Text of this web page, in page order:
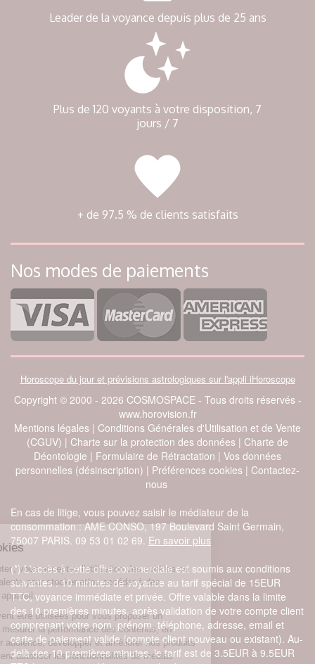
Leader de la voyance depuis plus de 25 ans
Plus de 120 voyants à votre disposition, 7
jours / 7
+ de 97.5 % de clients satisfaits
Nos modes de paiements
Horoscope du jour et prévisions astrologiques sur l'appli iHoroscope
Copyright © 2000 - 2026 COSMOSPACE - Tous droits réservés -
www.horovision.fr
Mentions légales | Conditions Générales d'Utilisation et de Vente
(CGUV) | Charte sur la protection des données | Charte de
Déontologie | Formulaire de Rétractation | Vos données
personnelles (désinscription) | Préférences cookies | Contactez-
nous
En cas de litige, vous pouvez saisir le médiateur de la
consommation : AME CONSO, 197 Boulevard Saint Germain,
75007 PARIS. 09 53 01 02 69. En savoir plus
(*) L'accès à cette offre commerciale est soumis aux conditions
suivantes : 10 minutes de voyance au tarif spécial de 15EUR
TTC, voyance immédiate et privée. Offre valable dans la limite
des 10 premières minutes, après validation de votre compte client
comprenant votre nom, prénom, téléphone, adresse, email et
carte de paiement valide (compte client nouveau ou existant). Au-
delà des 10 premières minutes, le tarif est de 3.5EUR à 9.5EUR
À propos des cookies
En cliquant sur 'Accepter', vous acceptez l'utilisation des cookies ou
une technologie équivalente pour stocker et/ou accéder à des
informations sur votre appareil.
Ces informations peuvent être utilisées pour vous proposer un
contenu personnalisé, mesurer la performance des contenus, en
apprendre plus sur leur audience, développer et améliorer nos produits
et services, et également autoriser les fonctionnalités de médias